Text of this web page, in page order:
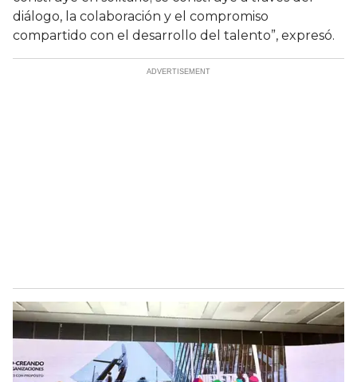
diálogo, la colaboración y el compromiso
compartido con el desarrollo del talento”, expresó.